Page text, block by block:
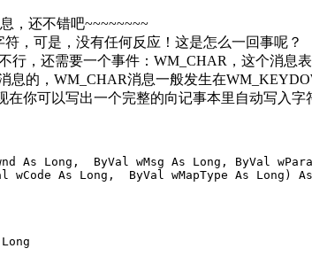
，还不错吧~~~~~~~~
，可是，没有任何反应！这是怎么一回事呢？
，还需要一个事件：WM_CHAR，这个消息
的，WM_CHAR消息一般发生在
你可以写出一个完整的向记事本里自动写入字
Long,  ByVal wMsg As Long, ByVal
As Long,  ByVal wMapType As Long)